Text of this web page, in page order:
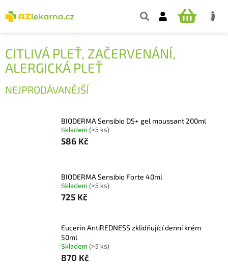
na
obsah
NÁKUPNÍ
CITLIVÁ PLEŤ, ZAČERVENÁNÍ,
ALERGICKÁ PLEŤ
NEJPRODÁVANĚJŠÍ
BIODERMA Sensibio DS+ gel moussant 200ml
Skladem (>5 ks)
586 Kč
BIODERMA Sensibio Forte 40ml
Skladem (>5 ks)
725 Kč
Eucerin AntiREDNESS zklidňující denní krém
50ml
Skladem (>5 ks)
870 Kč